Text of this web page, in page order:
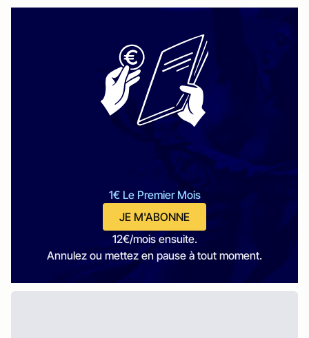
1€ Le Premier Mois
JE M'ABONNE
12€/mois ensuite.
Annulez ou mettez en pause à tout moment.